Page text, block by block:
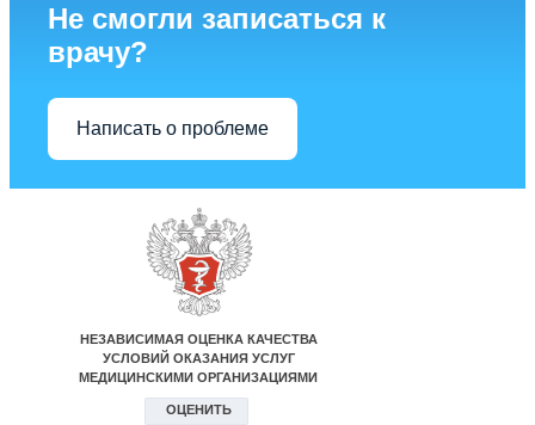
Не смогли записаться к
врачу?
Написать о проблеме